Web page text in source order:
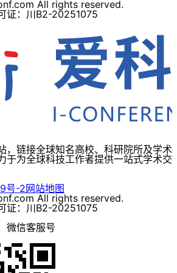
All rights reserved.
证：川B2-20251075
，链接全球知名高校、科研院所及学术
于为全球科技工作者提供一站式学术交
号-2网站地图
All rights reserved.
证：川B2-20251075
微信客服号